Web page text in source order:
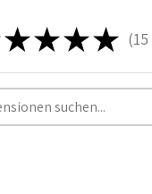
★★★★ 15
15